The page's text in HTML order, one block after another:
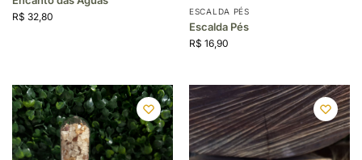
R$ 32,80 ESCALDA PÉS
Escalda Pés
R$ 16,90